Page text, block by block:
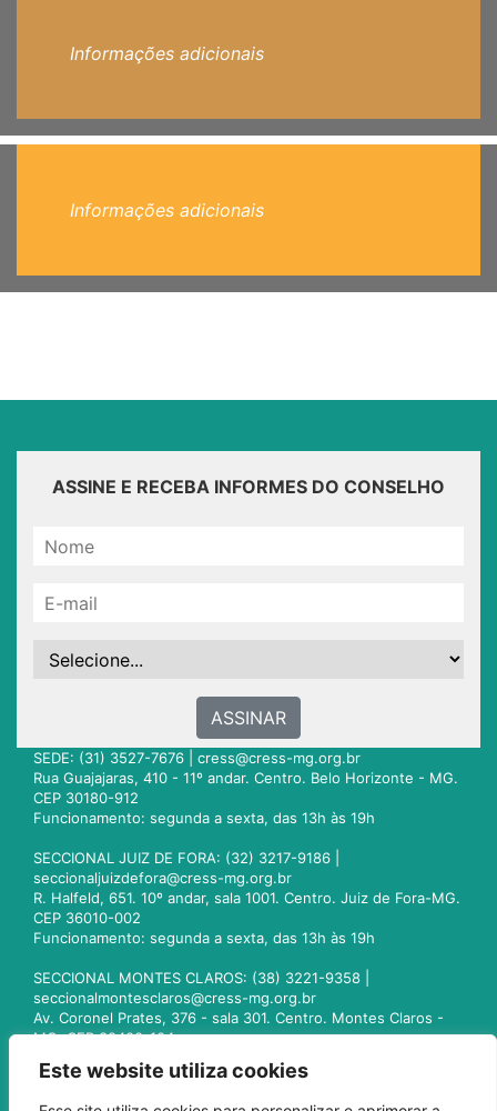
Este website utiliza cookies
Informações adicionais
Informações adicionais
ASSINE E RECEBA INFORMES DO CONSELHO
ASSINAR
SEDE: (31) 3527-7676 | cress@cress-mg.org.br
Rua Guajajaras, 410 - 11º andar. Centro. Belo Horizonte - MG.
CEP 30180-912
Funcionamento: segunda a sexta, das 13h às 19h
SECCIONAL JUIZ DE FORA: (32) 3217-9186 |
seccionaljuizdefora@cress-mg.org.br
R. Halfeld, 651. 10º andar, sala 1001. Centro. Juiz de Fora-MG.
CEP 36010-002
Funcionamento: segunda a sexta, das 13h às 19h
SECCIONAL MONTES CLAROS: (38) 3221-9358 |
seccionalmontesclaros@cress-mg.org.br
Av. Coronel Prates, 376 - sala 301. Centro. Montes Claros -
MG. CEP 39400-104